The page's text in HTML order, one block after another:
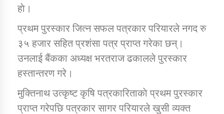
तातोपानी गाउँपालिकाको न्यायिक समिति सम्बन्धी सन्देश
तातोपानी गाउँपालिका जुम्लाको महिला तथा लैङ्गिक हिंसा
सम्बन्धी सूचना सन्देश
हाे।
प्रथम पुरस्कार जित्न सफल पत्रकार परियारले नगद रु
३५ हजार सहित प्रशंसा पत्र प्राप्त गरेका छन्।
उनलाई बैंकका अध्यक्ष भरतराज ढकालले पुरस्कार
हस्तान्तरण गरे।
मुक्तिनाथ उत्कृष्ट कृषि पत्रकारिताकाे प्रथम पुरस्कार
प्राप्त गरेपछि पत्रकार सागर परियारले खुसी व्यक्त